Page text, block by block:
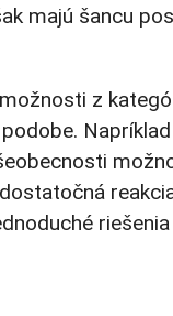
majú šancu
z